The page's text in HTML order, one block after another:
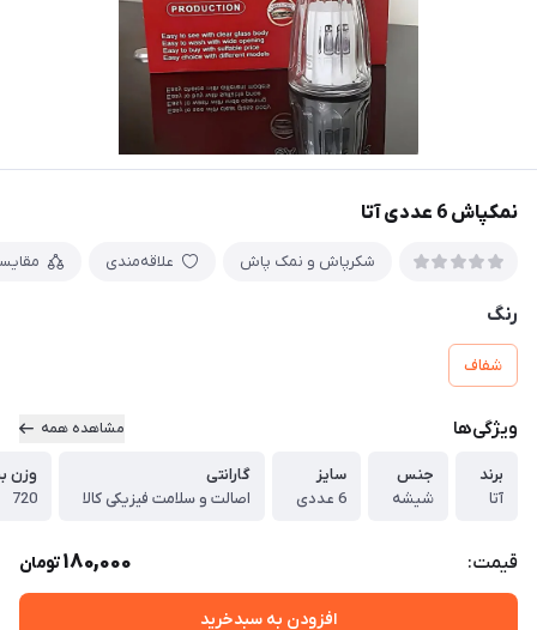
نمکپاش 6 عددی آتا
شکرپاش و نمک پاش علاقه‌مندی
رنگ
شفاف
ویژگی‌ها مشاهده همه
برند
آتا
جنس
شیشه
سایز
6 عددی
گارانتی
اصالت و سلامت فیزیکی کالا
وزن
720
قیمت: 180,000تومان
افزودن به سبدخرید